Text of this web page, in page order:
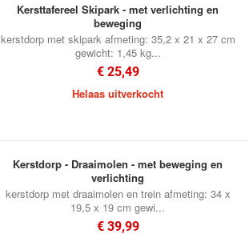
Kersttafereel Skipark - met verlichting en
beweging
kerstdorp met skipark afmeting: 35,2 x 21 x 27 cm
gewicht: 1,45 kg...
€ 25,49
Helaas uitverkocht
Kerstdorp - Draaimolen - met beweging en
verlichting
kerstdorp met draaimolen en trein afmeting: 34 x
19,5 x 19 cm gewi...
€ 39,99